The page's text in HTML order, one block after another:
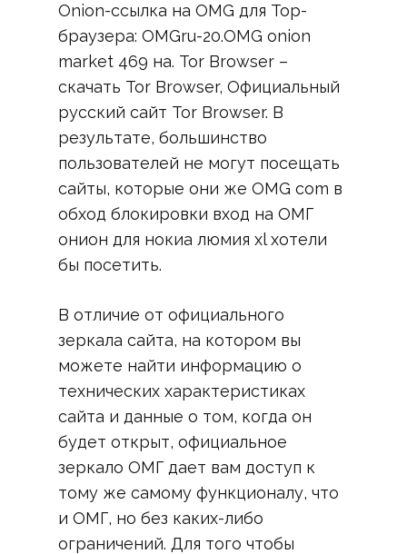
Onion-ссылка на OMG для Тор-
браузера: OMGru-20.OMG onion
market 469 на. Tor Browser –
скачать Tor Browser, Официальный
русский сайт Tor Browser. В
результате, большинство
пользователей не могут посещать
сайты, которые они же OMG com в
обход блокировки вход на ОМГ
онион для нокиа люмия xl хотели
бы посетить.
В отличие от официального
зеркала сайта, на котором вы
можете найти информацию о
технических характеристиках
сайта и данные о том, когда он
будет открыт, официальное
зеркало ОМГ дает вам доступ к
тому же самому функционалу, что
и ОМГ, но без каких-либо
ограничений. Для того чтобы